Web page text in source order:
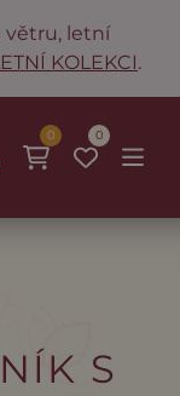
větru, letní
KOLEKCI.
0
0
S